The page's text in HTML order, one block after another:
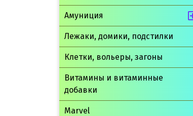
Амуниция
Лежаки, домики, подстилки
Клетки, вольеры, загоны
Витамины и витаминные
добавки
Marvel
В корзину